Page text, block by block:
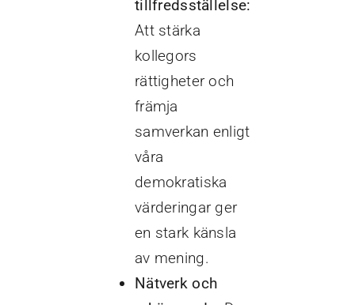
tillfredsställelse:
Att stärka
kollegors
rättigheter och
främja
samverkan enligt
våra
demokratiska
värderingar ger
en stark känsla
av mening.
Nätverk och